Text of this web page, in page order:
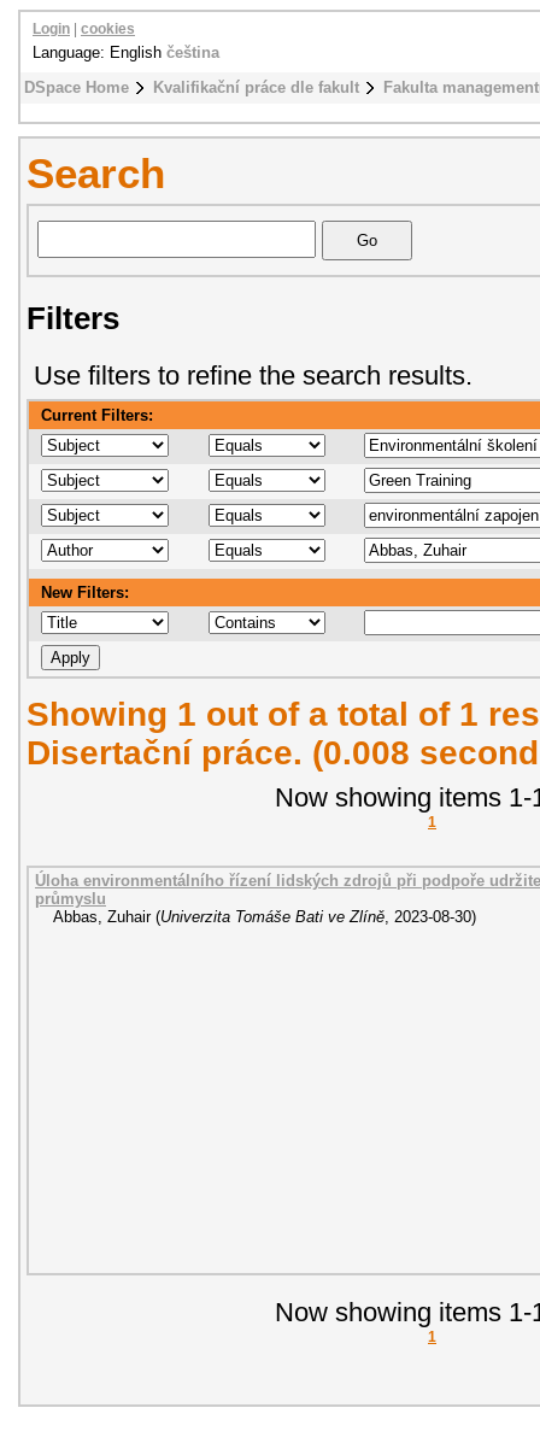
DSpace Home Kvalifikační práce dle fakult Fakulta
Login cookies
Language: English čeština
Search
Filters
Use filters to refine the search results.
Current Filters:
New Filters:
Showing 1 out of a total of 1
Disertační práce. (0.008
Now showing items 1-
1
Úloha environmentálního řízení lidských zdrojů při podpoře
průmyslu
Abbas, Zuhair (Univerzita Tomáše Bati ve Zlíně, 2023-08-30)
Now showing items 1-
1